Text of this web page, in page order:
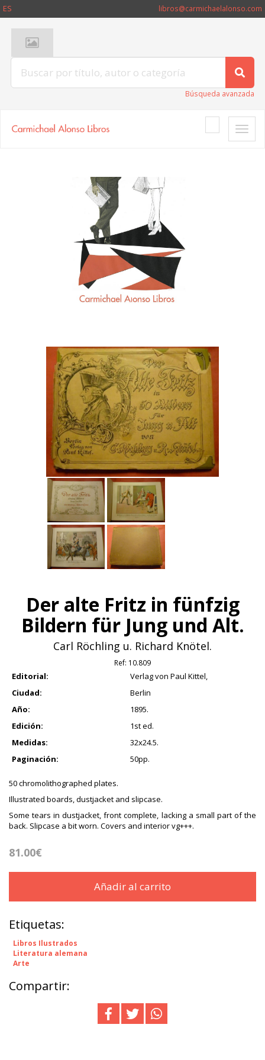
ES libros@carmichaelalonso.com
Búsqueda avanzada
Toggle
Der alte Fritz in fünfzig
Bildern für Jung und Alt.
Carl Röchling u. Richard Knötel.
Ref: 10.809
Editorial:
Verlag von Paul Kittel,
Ciudad:
Berlin
Año:
1895.
Edición:
1st ed.
Medidas:
32x24.5.
Paginación:
50pp.
50 chromolithographed plates.
Illustrated boards, dustjacket and slipcase.
Some tears in dustjacket, front complete, lacking a small part of the
back. Slipcase a bit worn. Covers and interior vg+++.
81.00€
Añadir al carrito
Etiquetas:
Libros Ilustrados
Literatura alemana
Arte
Compartir: